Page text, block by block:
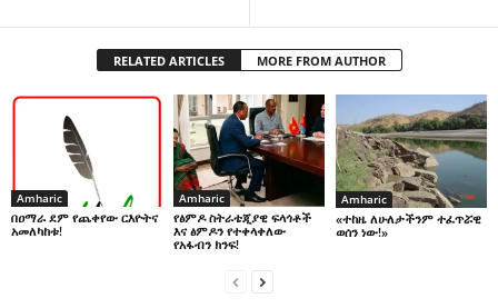
RELATED ARTICLES MORE FROM AUTHOR
Amharic
በዐማራ ደም የጨቀየው ርእዮትና
አመለካከቱ!
Amharic
የፅምዶ ስትራቴጂያዊ ፍላጎቶች
እና ፅምዶን የተቀላቀለው
የአፋብን ክንፍ!
Amharic
«ተከዜ ለሁለታችንም ተፈጥሯዊ
ወሰን ነው!»